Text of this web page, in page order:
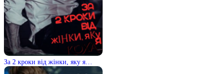
За 2 кроки від жінки, яку я…